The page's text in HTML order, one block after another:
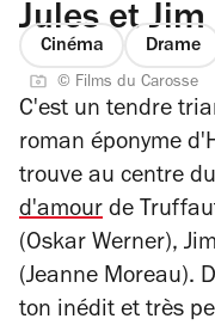
Jules et
Cinéma Drame
© Films du Carosse
C'est un tendre
roman éponyme
trouve au centre
d'amour de
(Oskar Werner),
(Jeanne Moreau).
ton inédit et très